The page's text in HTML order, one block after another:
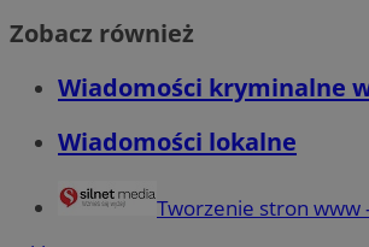
Zobacz również
Wiadomości kryminalne
Wiadomości lokalne
Tworzenie stron www